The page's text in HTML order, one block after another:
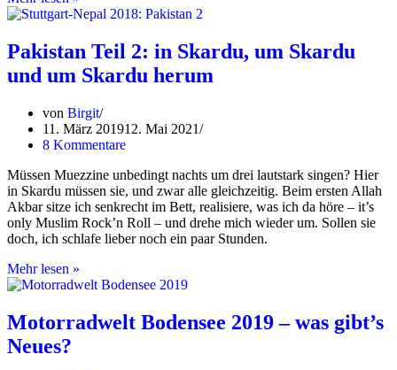
Teil
Von
Enna
zum
–
oder
doch
Pakistan Teil 2: in Skardu, um Skardu
und um Skardu herum
von Birgit
11. März 201912. Mai 2021
8 Kommentare
Müssen Muezzine unbedingt nachts um drei lautstark singen? Hier
in Skardu müssen sie, und zwar alle gleichzeitig. Beim ersten Allah
Akbar sitze ich senkrecht im Bett, realisiere, was ich da höre – it’s
only Muslim Rock’n Roll – und drehe mich wieder um. Sollen sie
doch, ich schlafe lieber noch ein paar Stunden.
Mehr lesen »
Teil
Skardu,
Motorradwelt Bodensee 2019 – was gibt’s
Neues?